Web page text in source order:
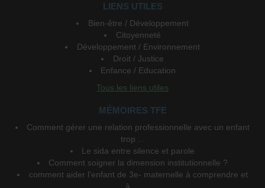
LIENS UTILES
Bien-être / Développement
Citoyenneté
Développement / Environnement
Droit / Justice
Enfance / Education
Tous les liens utiles
MÉMOIRES TFE
Comment gérer une relation professionnelle avec un enfant
trop ...
Le sida entre silence et parole
Comment soigner la dimension institutionnelle ?
comment aider l'enfant de 3e- maternelle à comprendre et
à ...